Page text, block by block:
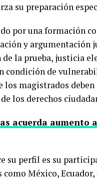
su preparación
por una formación
y
la prueba, justicia
condición de
los magistrados
los derechos
acuerda aumento
su perfil es su
México,